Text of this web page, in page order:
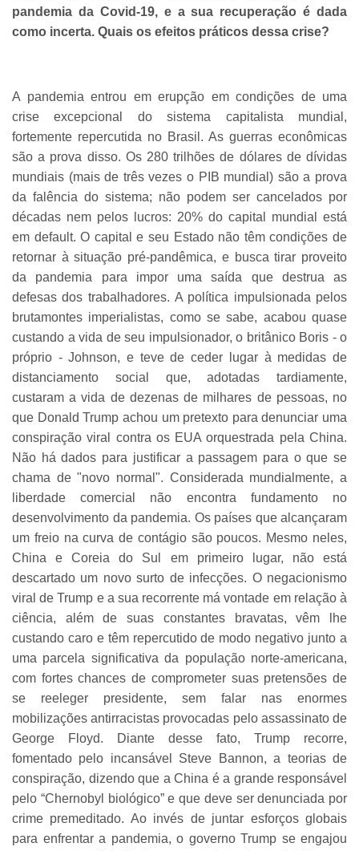
pandemia da Covid-19, e a sua recuperação é dada
como incerta. Quais os efeitos práticos dessa crise?
A pandemia entrou em erupção em condições de uma
crise excepcional do sistema capitalista mundial,
fortemente repercutida no Brasil. As guerras econômicas
são a prova disso. Os 280 trilhões de dólares de dívidas
mundiais (mais de três vezes o PIB mundial) são a prova
da falência do sistema; não podem ser cancelados por
décadas nem pelos lucros: 20% do capital mundial está
em default. O capital e seu Estado não têm condições de
retornar à situação pré-pandêmica, e busca tirar proveito
da pandemia para impor uma saída que destrua as
defesas dos trabalhadores. A política impulsionada pelos
brutamontes imperialistas, como se sabe, acabou quase
custando a vida de seu impulsionador, o britânico Boris - o
próprio - Johnson, e teve de ceder lugar à medidas de
distanciamento social que, adotadas tardiamente,
custaram a vida de dezenas de milhares de pessoas, no
que Donald Trump achou um pretexto para denunciar uma
conspiração viral contra os EUA orquestrada pela China.
Não há dados para justificar a passagem para o que se
chama de "novo normal". Considerada mundialmente, a
liberdade comercial não encontra fundamento no
desenvolvimento da pandemia. Os países que alcançaram
um freio na curva de contágio são poucos. Mesmo neles,
China e Coreia do Sul em primeiro lugar, não está
descartado um novo surto de infecções. O negacionismo
viral de Trump e a sua recorrente má vontade em relação à
ciência, além de suas constantes bravatas, vêm lhe
custando caro e têm repercutido de modo negativo junto a
uma parcela significativa da população norte-americana,
com fortes chances de comprometer suas pretensões de
se reeleger presidente, sem falar nas enormes
mobilizações antirracistas provocadas pelo assassinato de
George Floyd. Diante desse fato, Trump recorre,
fomentado pelo incansável Steve Bannon, a teorias de
conspiração, dizendo que a China é a grande responsável
pelo “Chernobyl biológico” e que deve ser denunciada por
crime premeditado. Ao invés de juntar esforços globais
para enfrentar a pandemia, o governo Trump se engajou